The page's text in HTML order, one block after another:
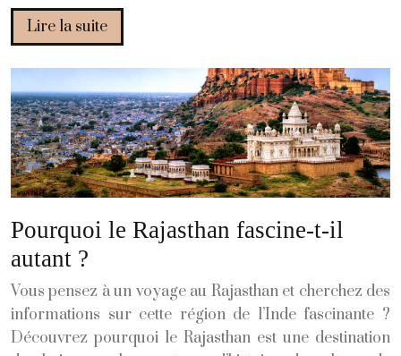
Lire la suite
Pourquoi le Rajasthan fascine-t-il
autant ?
Vous pensez à un voyage au Rajasthan et cherchez des
informations sur cette région de l’Inde fascinante ?
Découvrez pourquoi le Rajasthan est une destination